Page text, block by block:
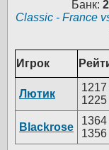
Банк: 2
Classic - France
Игрок
Лютик
1217
1225
Blackrose
1364
1356